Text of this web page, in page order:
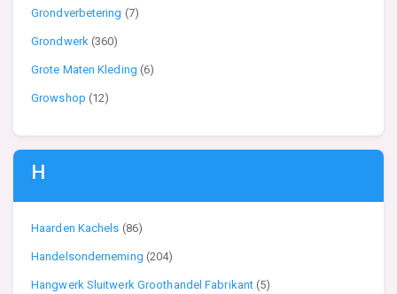
Grondverbetering (7)
Grondwerk (360)
Grote Maten Kleding (6)
Growshop (12)
H
Haarden Kachels (86)
Handelsonderneming (204)
Hangwerk Sluitwerk Groothandel Fabrikant(5)